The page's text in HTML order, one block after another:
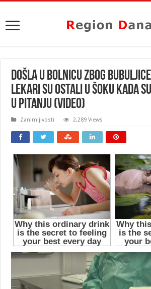
DOŠLA U BOLNICU ZBOG
lekari su OSTALI U ŠOKU kada su
U PITANJU (VIDEO)
Zanimljivosti 2,289 Views